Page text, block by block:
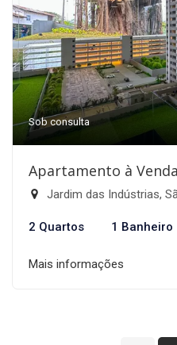
Sob consulta
Apartamento à
Jardim das Indústrias,
2 Quartos 1 Banheiro
Mais informações